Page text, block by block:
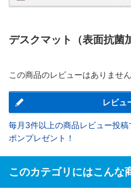
デスクマット（表面抗菌
この商品のレビューはありません
レビュ
毎月3件以上の商品レビュー投
ポンプレゼント！
このカテゴリにはこんな